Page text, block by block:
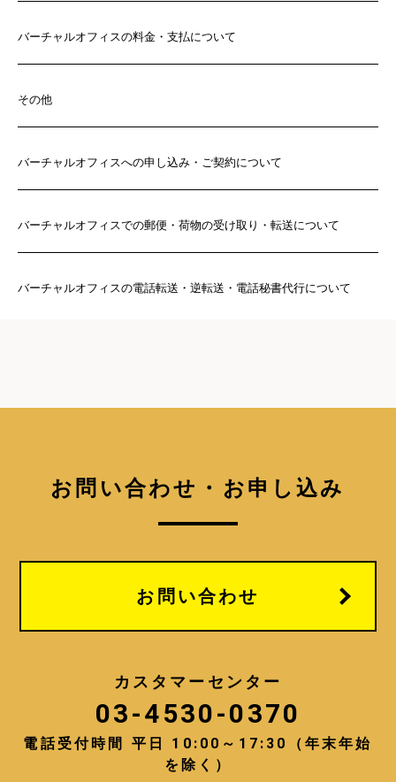
バーチャルオフィスの料金・支払について
その他
バーチャルオフィスへの申し込み・ご契約について
バーチャルオフィスでの郵便・荷物の受け取り・転送について
バーチャルオフィスの電話転送・逆転送・電話秘書代行について
お問い合わせ・お申し込み
お問い合わせ
カスタマーセンター
03-4530-0370
電話受付時間 平日 10:00～17:30（年末年始
を除く）